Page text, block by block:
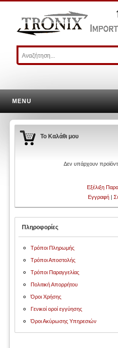
MENU
Το Καλάθι μου
Δεν υπάρχουν
Εξέλιξη
Εγγραφή |
Πληροφορίες
Τρόποι Πληρωμής
Τρόποι Αποστολής
Τρόποι Παραγγελίας
Πολιτική Απορρήτου
Όροι Χρήσης
Γενικοί οροί εγγύησης
Όροι Ακύρωσης Υπηρεσιών